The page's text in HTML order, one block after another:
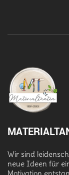
Wir sind
neue Ideen für
Motivation